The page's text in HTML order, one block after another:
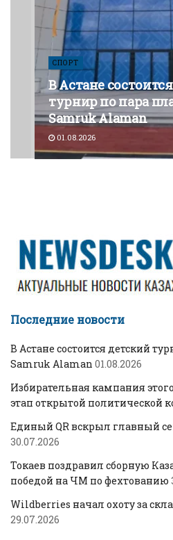
СПОРТ
В Астане
турнир по пара
Samruk Alaman
01.08.2026
Последние новости
В Астане состоится детский
Samruk Alaman 01.08.2026
Избирательная кампания
этап открытой политической
Единый QR вскрыл главный
30.07.2026
Токаев поздравил сборную
победой на ЧМ по фехтованию
Wildberries начал охоту за
29.07.2026